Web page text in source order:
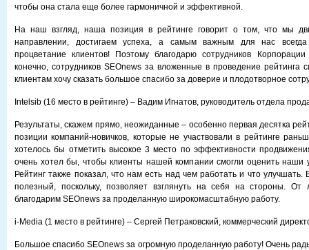
чтобы она стала еще более гармоничной и эффективной.
На наш взгляд, наша позиция в рейтинге говорит о том, что мы
направлении, достигаем успеха, а самым важным для нас
процветание клиентов! Поэтому благодарю сотрудников
конечно, сотрудников SEOnews за вложенные в проведение
клиентам хочу сказать большое спасибо за доверие и плодотворное
Intelsib (16 место в рейтинге) – Вадим Игнатов, руководитель отдела
Результаты, скажем прямо, неожиданные – особенно первая десятка
позиции компаний-новичков, которые не участвовали в рейтинге
хотелось бы отметить высокое 3 место по эффективности
очень хотел бы, чтобы клиенты нашей компании смогли оценить наши
Рейтинг также показал, что нам есть над чем работать и что улучшать.
полезный, поскольку, позволяет взглянуть на себя на стороны.
благодарим SEOnews за проделанную широкомасштабную работу.
i-Media (1 место в рейтинге) – Сергей Петраковский, коммерческий
Большое спасибо SEOnews за огромную проделанную работу! Очень